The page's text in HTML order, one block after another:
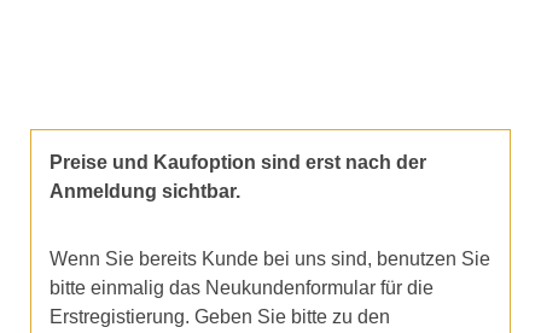
Preise und Kaufoption sind erst nach der
Anmeldung sichtbar.
Wenn Sie bereits Kunde bei uns sind, benutzen Sie
bitte einmalig das Neukundenformular für die
Erstregistierung. Geben Sie bitte zu den